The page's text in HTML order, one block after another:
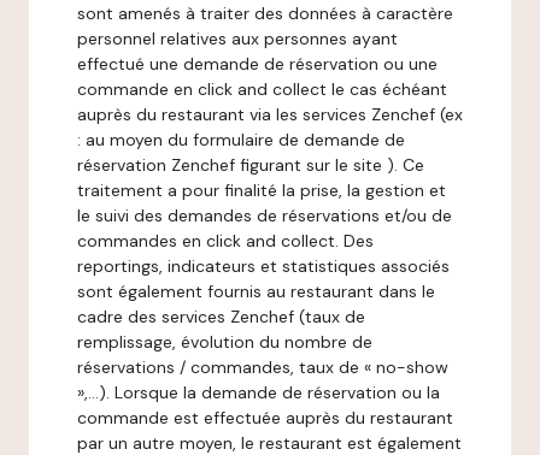
sont amenés à traiter des données à caractère
personnel relatives aux personnes ayant
effectué une demande de réservation ou une
commande en click and collect le cas échéant
auprès du restaurant via les services Zenchef (ex
: au moyen du formulaire de demande de
réservation Zenchef figurant sur le site ). Ce
traitement a pour finalité la prise, la gestion et
le suivi des demandes de réservations et/ou de
commandes en click and collect. Des
reportings, indicateurs et statistiques associés
sont également fournis au restaurant dans le
cadre des services Zenchef (taux de
remplissage, évolution du nombre de
réservations / commandes, taux de « no-show
»,…). Lorsque la demande de réservation ou la
commande est effectuée auprès du restaurant
par un autre moyen, le restaurant est également